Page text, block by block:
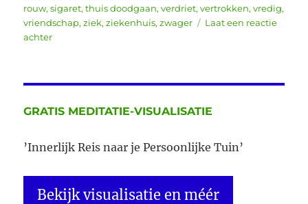
rouw,sigaret,thuis doodgaan,verdriet,vertrokken,vredig,
vriendschap,ziek,ziekenhuis,zwager
Laat een reactie
achterop
iets
laatst
GRATIS MEDITATIE-VISUALISATIE
’Innerlijk Reis naar je Persoonlijke Tuin’
Bekijk visualisatie en méér